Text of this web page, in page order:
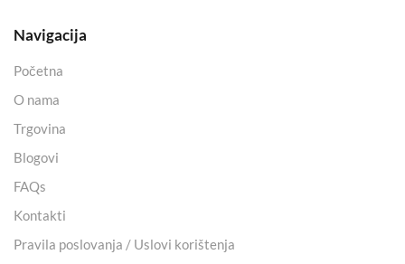
Navigacija
Početna
O nama
Trgovina
Blogovi
FAQs
Kontakti
Pravila poslovanja / Uslovi korištenja